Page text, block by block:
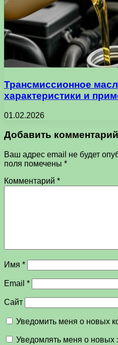
Трансмиссионное
характеристики и
01.02.2026
Добавить комментарий
Ваш адрес email не будет
поля помечены *
Комментарий *
Имя *
Email *
Сайт
Уведомить меня о новых
Уведомлять меня о новых